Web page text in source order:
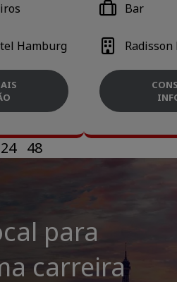
Hamburg
Bar
24 48
para
carreira